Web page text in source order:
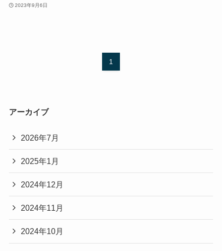
2023年9月6日
1
アーカイブ
2026年7月
2025年1月
2024年12月
2024年11月
2024年10月